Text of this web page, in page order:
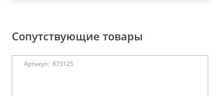
Сопутствующие товары
Артикул: 673125